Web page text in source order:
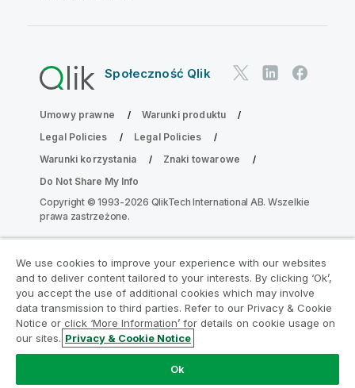
Społeczność Qlik
Umowy prawne
Warunki produktu
Legal Policies
Legal Policies
Warunki korzystania
Znaki towarowe
Do Not Share My Info
Copyright © 1993-2026 QlikTech International AB. Wszelkie
prawa zastrzeżone.
Dołącz do Programu Modernizacji
Analityki
Przeprowadź modernizację bez szkody dla Twoich
cennych aplikacji QlikView za pomocą programu
Analytics Modernization Program.
uzyskać więcej informacji lub skontaktuj się z nami:
We use cookies to improve your experience with our websites
and to deliver content tailored to your interests. By clicking ‘Ok’,
you accept the use of additional cookies which may involve
data transmission to third parties. Refer to our Privacy & Cookie
Notice or click ‘More Information’ for details on cookie usage on
our sites. Privacy & Cookie Notice
Ok